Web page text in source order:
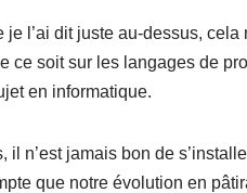
je l’ai dit juste au-dessus,
ce soit sur les langages de
en informatique.
il n’est jamais bon de
que notre évolution en